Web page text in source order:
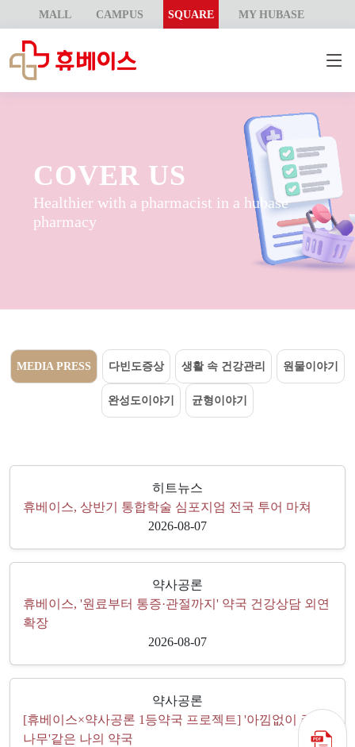
MALL CAMPUS SQUARE MY HUBASE
COVER US
Healthier with a pharmacist in a hubase
pharmacy
MEDIA PRESS 다빈도증상 생활 속 건강관리 원물이야기
완성도이야기 균형이야기
히트뉴스
휴베이스, 상반기 통합학술 심포지엄 전국 투어 마쳐
2026-08-07
약사공론
휴베이스, '원료부터 통증·관절까지' 약국 건강상담 외연
확장
2026-08-07
약사공론
[휴베이스×약사공론 1등약국 프로젝트] '아낌없이 주는
나무'같은 나의 약국